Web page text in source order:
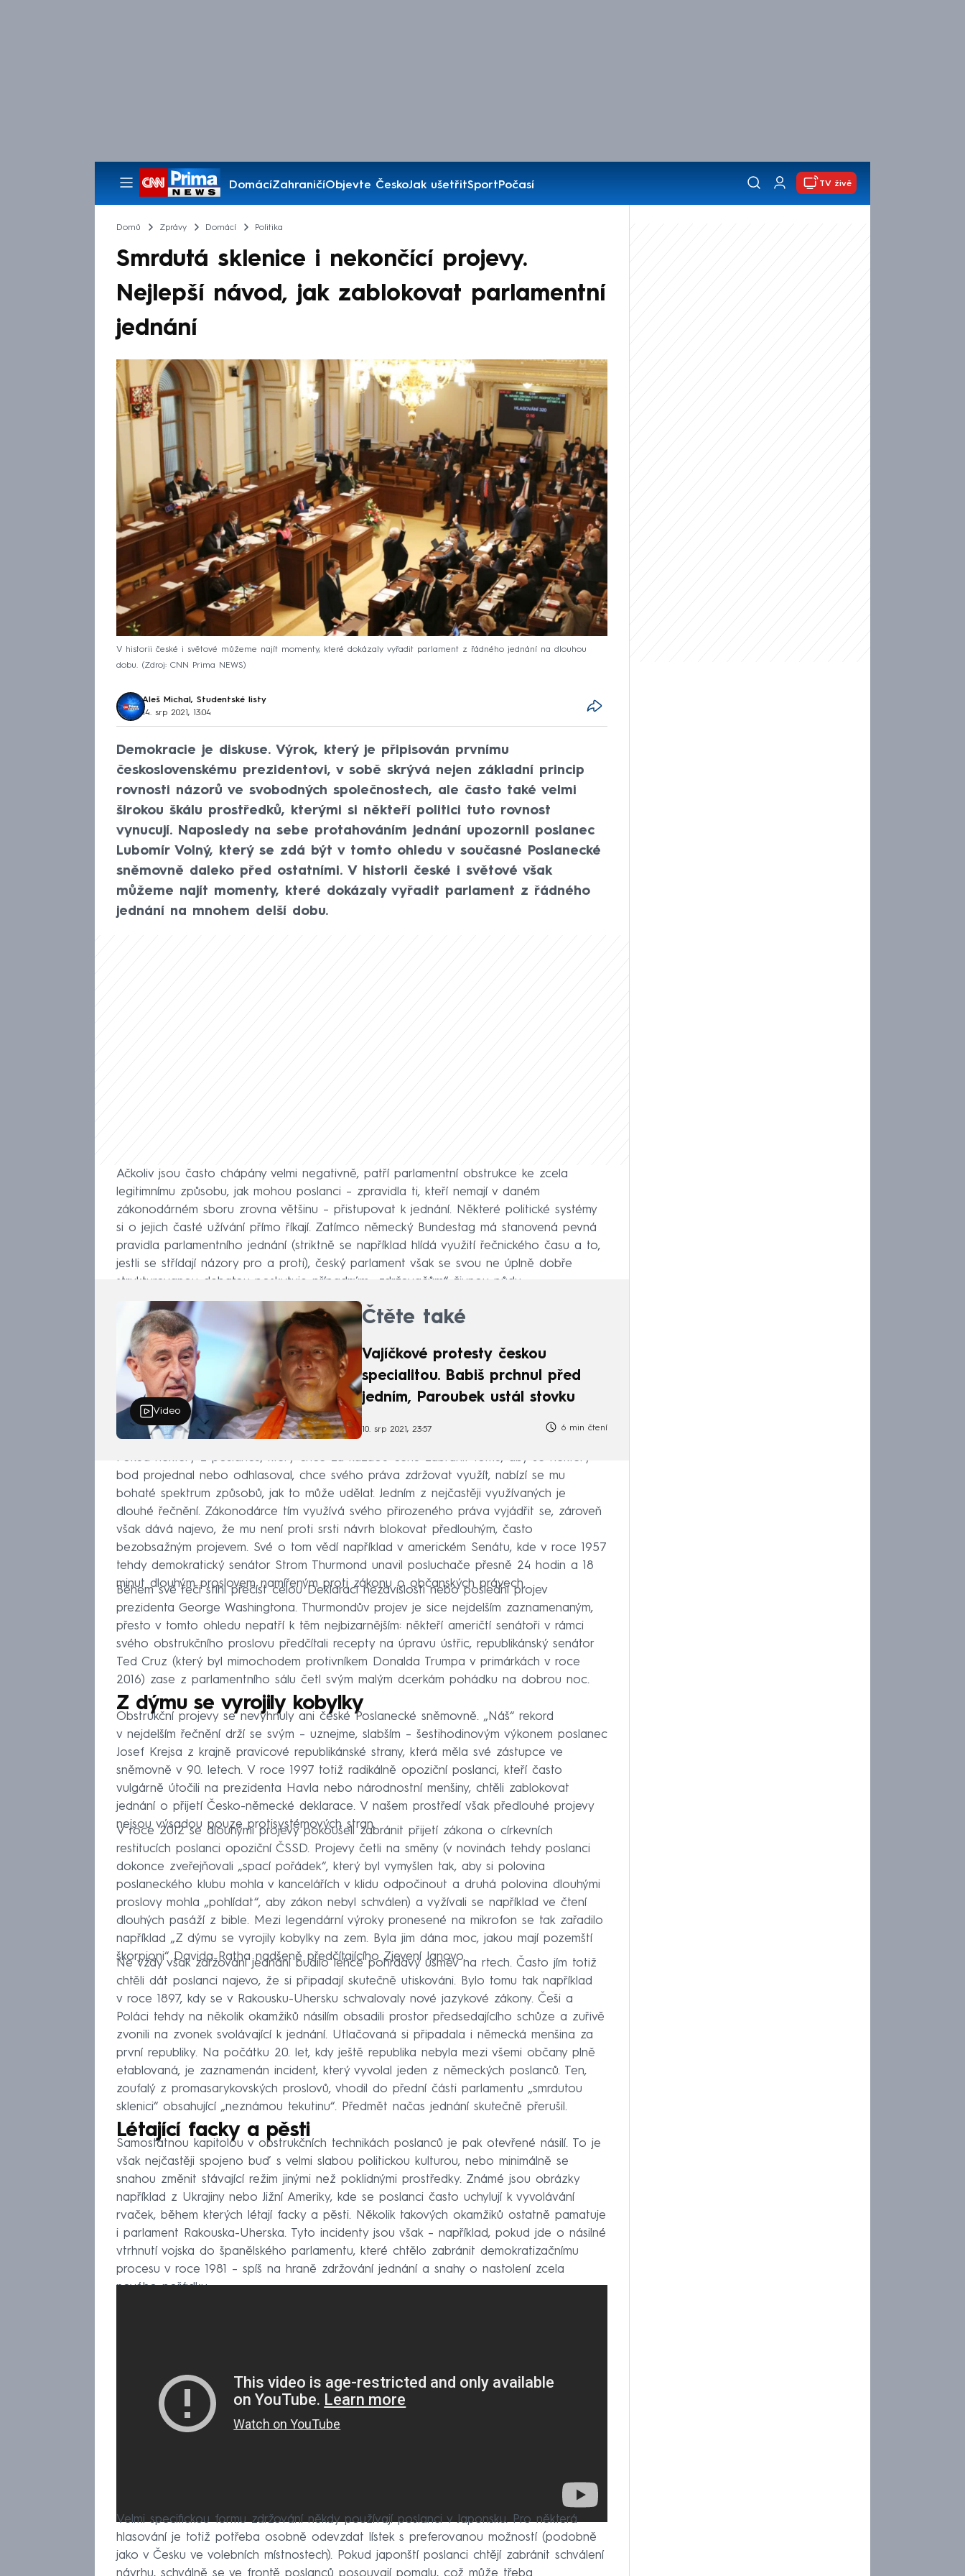
DomácíZahraničíObjevte ČeskoJak ušetřitSportPočasí
Pořady
TV živě
Domů Zprávy Domácí Politika
Smrdutá sklenice i nekončící projevy.
Nejlepší návod, jak zablokovat parlamentní
jednání
V historii české i světové můžeme najít momenty, které dokázaly vyřadit parlament z řádného jednání na dlouhou
dobu.
Zdroj: CNN Prima NEWS
Aleš Michal, Studentské listy
14. srp 2021, 13:04
Demokracie je diskuse. Výrok, který je připisován prvnímu
československému prezidentovi, v sobě skrývá nejen základní princip
rovnosti názorů ve svobodných společnostech, ale často také velmi
širokou škálu prostředků, kterými si někteří politici tuto rovnost
vynucují. Naposledy na sebe protahováním jednání upozornil poslanec
Lubomír Volný, který se zdá být v tomto ohledu v současné Poslanecké
sněmovně daleko před ostatními. V historii české i světové však
můžeme najít momenty, které dokázaly vyřadit parlament z řádného
jednání na mnohem delší dobu.
Ačkoliv jsou často chápány velmi negativně, patří parlamentní obstrukce ke zcela
legitimnímu způsobu, jak mohou poslanci – zpravidla ti, kteří nemají v daném
zákonodárném sboru zrovna většinu – přistupovat k jednání. Některé politické systémy
si o jejich časté užívání přímo říkají. Zatímco německý Bundestag má stanovená pevná
pravidla parlamentního jednání (striktně se například hlídá využití řečnického času a to,
jestli se střídají názory pro a proti), český parlament však se svou ne úplně dobře
strukturovanou debatou poskytuje případným „zdržovačům“ živnou půdu.
Video
Čtěte také
Vajíčkové protesty českou
specialitou. Babiš prchnul před
jedním, Paroubek ustál stovku
10. srp 2021, 23:57 6 min čtení
Pokud některý z poslanců, který chce za každou cenu zabránit tomu, aby se některý
bod projednal nebo odhlasoval, chce svého práva zdržovat využít, nabízí se mu
bohaté spektrum způsobů, jak to může udělat. Jedním z nejčastěji využívaných je
dlouhé řečnění. Zákonodárce tím využívá svého přirozeného práva vyjádřit se, zároveň
však dává najevo, že mu není proti srsti návrh blokovat předlouhým, často
bezobsažným projevem. Své o tom vědí například v americkém Senátu, kde v roce 1957
tehdy demokratický senátor Strom Thurmond unavil posluchače přesně 24 hodin a 18
minut dlouhým proslovem namířeným proti zákonu o občanských právech.
Během své řeči stihl přečíst celou Deklaraci nezávislosti nebo poslední projev
prezidenta George Washingtona. Thurmondův projev je sice nejdelším zaznamenaným,
přesto v tomto ohledu nepatří k těm nejbizarnějším: někteří američtí senátoři v rámci
svého obstrukčního proslovu předčítali recepty na úpravu ústřic, republikánský senátor
Ted Cruz (který byl mimochodem protivníkem Donalda Trumpa v primárkách v roce
2016) zase z parlamentního sálu četl svým malým dcerkám pohádku na dobrou noc.
Z dýmu se vyrojily kobylky
Obstrukční projevy se nevyhnuly ani české Poslanecké sněmovně. „Náš“ rekord
v nejdelším řečnění drží se svým – uznejme, slabším – šestihodinovým výkonem poslanec
Josef Krejsa z krajně pravicové republikánské strany, která měla své zástupce ve
sněmovně v 90. letech. V roce 1997 totiž radikálně opoziční poslanci, kteří často
vulgárně útočili na prezidenta Havla nebo národnostní menšiny, chtěli zablokovat
jednání o přijetí Česko-německé deklarace. V našem prostředí však předlouhé projevy
nejsou výsadou pouze protisystémových stran.
V roce 2012 se dlouhými projevy pokoušeli zabránit přijetí zákona o církevních
restitucích poslanci opoziční ČSSD. Projevy četli na směny (v novinách tehdy poslanci
dokonce zveřejňovali „spací pořádek“, který byl vymyšlen tak, aby si polovina
poslaneckého klubu mohla v kancelářích v klidu odpočinout a druhá polovina dlouhými
proslovy mohla „pohlídat“, aby zákon nebyl schválen) a vyžívali se například ve čtení
dlouhých pasáží z bible. Mezi legendární výroky pronesené na mikrofon se tak zařadilo
například „Z dýmu se vyrojily kobylky na zem. Byla jim dána moc, jakou mají pozemští
škorpioni“ Davida Ratha nadšeně předčítajícího Zjevení Janovo.
Ne vždy však zdržování jednání budilo lehce pohrdavý úsměv na rtech. Často jím totiž
chtěli dát poslanci najevo, že si připadají skutečně utiskováni. Bylo tomu tak například
v roce 1897, kdy se v Rakousku-Uhersku schvalovaly nové jazykové zákony. Češi a
Poláci tehdy na několik okamžiků násilím obsadili prostor předsedajícího schůze a zuřivě
zvonili na zvonek svolávající k jednání. Utlačovaná si připadala i německá menšina za
první republiky. Na počátku 20. let, kdy ještě republika nebyla mezi všemi občany plně
etablovaná, je zaznamenán incident, který vyvolal jeden z německých poslanců. Ten,
zoufalý z promasarykovských proslovů, vhodil do přední části parlamentu „smrdutou
sklenici“ obsahující „neznámou tekutinu“. Předmět načas jednání skutečně přerušil.
Létající facky a pěsti
Samostatnou kapitolou v obstrukčních technikách poslanců je pak otevřené násilí. To je
však nejčastěji spojeno buď s velmi slabou politickou kulturou, nebo minimálně se
snahou změnit stávající režim jinými než poklidnými prostředky. Známé jsou obrázky
například z Ukrajiny nebo Jižní Ameriky, kde se poslanci často uchylují k vyvolávání
rvaček, během kterých létají facky a pěsti. Několik takových okamžiků ostatně pamatuje
i parlament Rakouska-Uherska. Tyto incidenty jsou však – například, pokud jde o násilné
vtrhnutí vojska do španělského parlamentu, které chtělo zabránit demokratizačnímu
procesu v roce 1981 – spíš na hraně zdržování jednání a snahy o nastolení zcela
nového pořádku.
Velmi specifickou formu zdržování někdy používají poslanci v Japonsku. Pro některá
hlasování je totiž potřeba osobně odevzdat lístek s preferovanou možností (podobně
jako v Česku ve volebních místnostech). Pokud japonští poslanci chtějí zabránit schválení